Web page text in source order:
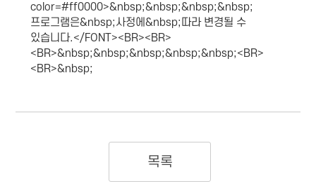
color=#ff0000>&nbsp;&nbsp;&nbsp;&nbsp;
프로그램은&nbsp;사정에&nbsp;따라 변경될 수
있습니다.</FONT><BR><BR>
<BR>&nbsp;&nbsp;&nbsp;&nbsp;&nbsp;<BR>
<BR>&nbsp;
목록